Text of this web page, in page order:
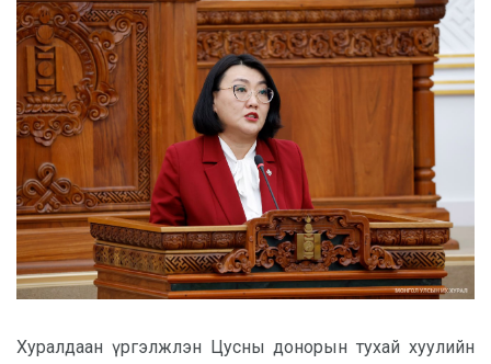
Хуралдаан үргэлжлэн Цусны донорын тухай хуулийн